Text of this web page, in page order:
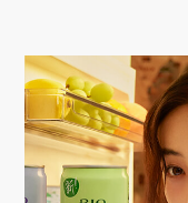
最新动态
联系我们